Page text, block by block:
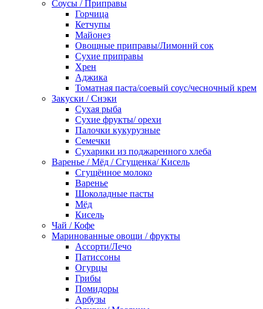
Соусы / Приправы
Горчица
Кетчупы
Майонез
Овощные приправы/Лимоннй сок
Сухие приправы
Хрен
Аджика
Томатная паста/соевый соус/чесночный крем
Закуски / Снэки
Сухая рыба
Сухие фрукты/ орехи
Палочки кукурузные
Семечки
Сухарики из поджаренного хлеба
Варенье / Мёд / Сгущенка/ Кисель
Сгущённое молоко
Варенье
Шоколадные пасты
Мёд
Кисель
Чай / Кофе
Маринованные овощи / фрукты
Ассорти/Лечо
Патиссоны
Огурцы
Грибы
Помидоры
Арбузы